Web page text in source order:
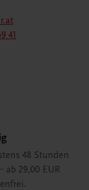
41
48 Stunden
29,00 EUR